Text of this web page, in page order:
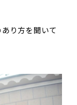
り方を聞いて